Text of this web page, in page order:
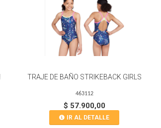
TRAJE DE BAÑO STRIKEBACK GIRLS
463112
$ 57.900,00
IR AL DETALLE